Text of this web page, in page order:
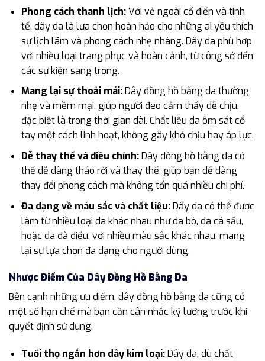
Phong cách thanh lịch:Với vẻ ngoài cổ điển và tinh
tế, dây da là lựa chọn hoàn hảo cho những ai yêu thích
sự lịch lãm và phong cách nhẹ nhàng. Dây da phù hợp
với nhiều loại trang phục và hoàn cảnh, từ công sở đến
các sự kiện sang trọng.
Mang lại sự thoải mái:Dây đồng hồ bằng da thường
nhẹ và mềm mại, giúp người đeo cảm thấy dễ chịu,
đặc biệt là trong thời gian dài. Chất liệu da ôm sát cổ
tay một cách linh hoạt, không gây khó chịu hay áp lực.
Dễ thay thế và điều chỉnh:Dây đồng hồ bằng da có
thể dễ dàng tháo rời và thay thế, giúp bạn dễ dàng
thay đổi phong cách mà không tốn quá nhiều chi phí.
Đa dạng về màu sắc và chất liệu:Dây da có thể được
làm từ nhiều loại da khác nhau như da bò, da cá sấu,
hoặc da đà điểu, với nhiều màu sắc khác nhau, mang
lại sự lựa chọn đa dạng cho người dùng.
Nhược Điểm Của Dây Đồng Hồ Bằng Da
Bên cạnh những ưu điểm, dây đồng hồ bằng da cũng có
một số hạn chế mà bạn cần cân nhắc kỹ lưỡng trước khi
quyết định sử dụng.
Tuổi thọ ngắn hơn dây kim loại:Dây da, dù chất